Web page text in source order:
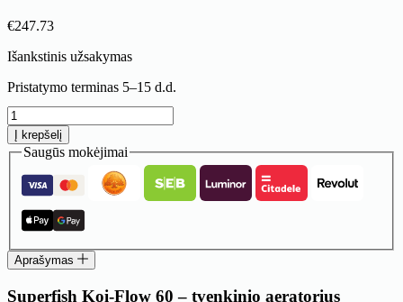
€247.73
Išankstinis užsakymas
Pristatymo terminas 5–15 d.d.
produkto
kiekis:
Tvenkinio
aeratorius
SuperFish
Koi-
Flow
Į krepšelį
Saugūs mokėjimai
Aprašymas
Superfish Koi-Flow 60 – tvenkinio aeratorius